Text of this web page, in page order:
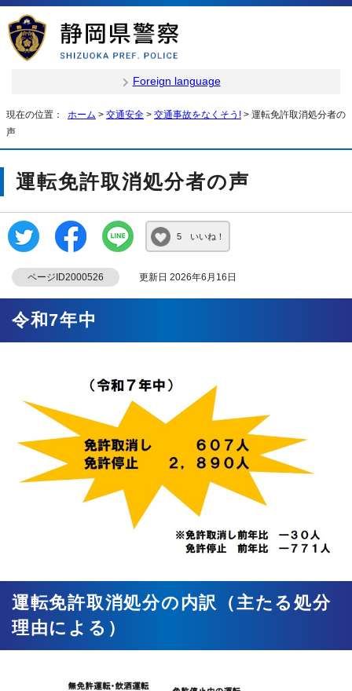
Foreign language
現在の位置： ホーム > 交通安全 > 交通事故をなくそう! > 運転免許取消処分者の
声
運転免許取消処分者の声
5 いいね！
ページID2000526 更新日 2026年6月16日
令和7年中
運転免許取消処分の内訳（主たる処分
理由による）